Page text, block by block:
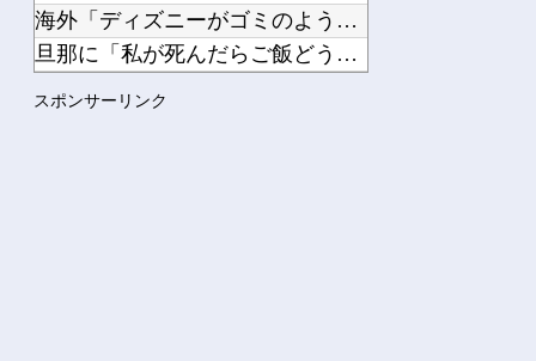
海外「ディズニーがゴミのようだ！」日本がアニメ化した米人気S...
旦那に「私が死んだらご飯どうするの？」と聞いてみた
スポンサーリンク